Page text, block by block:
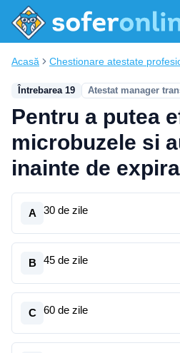
Acasă Chestionare atestate
Întrebarea 19 Atestat manager
Pentru a putea
microbuzele si
inainte de
A 30 de zile
B 45 de zile
C 60 de zile